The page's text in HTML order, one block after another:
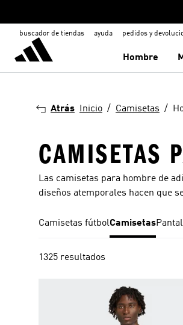
buscador de tiendas ayuda pedidos y
Hombre
Atrás Inicio Camisetas
CAMISETAS
Las camisetas para hombre de
diseños atemporales hacen que
Camisetas fútbolCamisetas
1325 resultados